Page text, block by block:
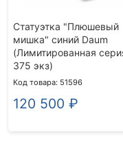
Статуэтка "Плюшевый
мишка" синий Daum
(Лимитированная
375 экз)
Код товара: 51596
120 500 ₽